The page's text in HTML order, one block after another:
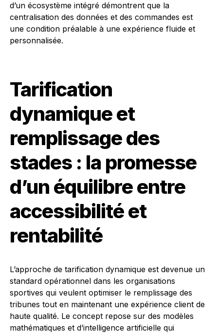
d’un écosystème intégré démontrent que la
centralisation des données et des commandes est
une condition préalable à une expérience fluide et
personnalisée.
Tarification
dynamique et
remplissage des
stades : la promesse
d’un équilibre entre
accessibilité et
rentabilité
L’approche de tarification dynamique est devenue un
standard opérationnel dans les organisations
sportives qui veulent optimiser le remplissage des
tribunes tout en maintenant une expérience client de
haute qualité. Le concept repose sur des modèles
mathématiques et d’intelligence artificielle qui